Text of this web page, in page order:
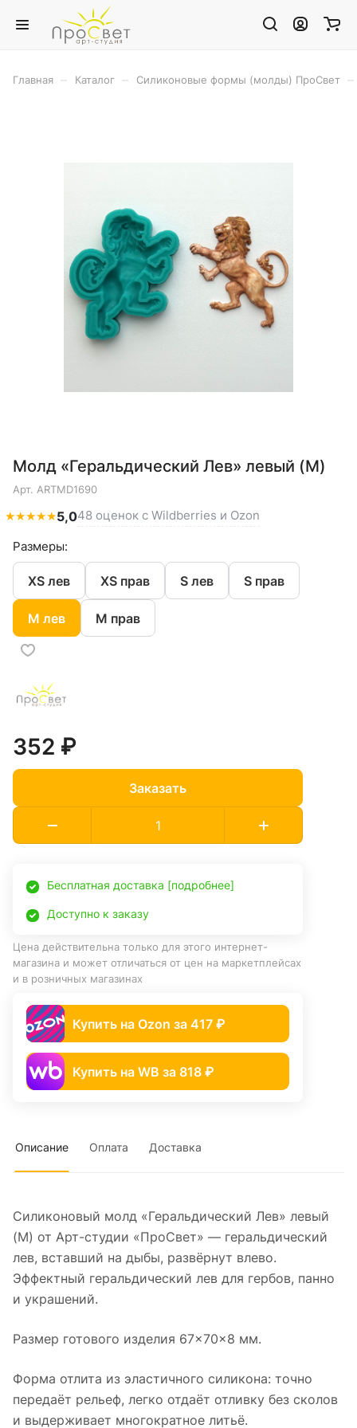
Главная Каталог Силиконовые формы (молды) ПроСвет
Молд «Геральдический Лев» левый (M)
Арт. ARTMD1690
★★★★★5,048 оценок с Wildberries и Ozon
Размеры:
XS лев XS прав S лев S прав
M лев M прав
352 ₽
Заказать
Бесплатная доставка [подробнее]
Доступно к заказу
Цена действительна только для этого интернет-
магазина и может отличаться от цен на маркетплейсах
и в розничных магазинах
Купить на Ozon за 417 ₽
Купить на WB за 818 ₽
Описание Оплата Доставка
Силиконовый молд «Геральдический Лев» левый
(M) от Арт-студии «ПроСвет» — геральдический
лев, вставший на дыбы, развёрнут влево.
Эффектный геральдический лев для гербов, панно
и украшений.
Размер готового изделия 67×70×8 мм.
Форма отлита из эластичного силикона: точно
передаёт рельеф, легко отдаёт отливку без сколов
и выдерживает многократное литьё.